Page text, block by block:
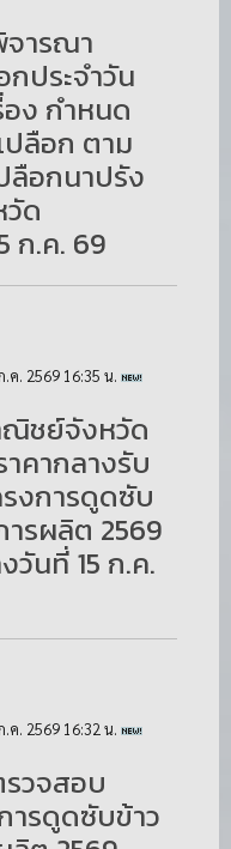
จารณา
ประจำวัน
ง กำหนด
ปลือก ตาม
ลือกนาปรัง
ด
ก.ค. 69
.ค. 2569 16:35 น.
ณิชย์จังหวัด
คากลางรับ
งการดูดซับ
รผลิต 2569
วันที่ 15 ก.ค.
.ค. 2569 16:32 น.
วจสอบ
ารดูดซับข้าว